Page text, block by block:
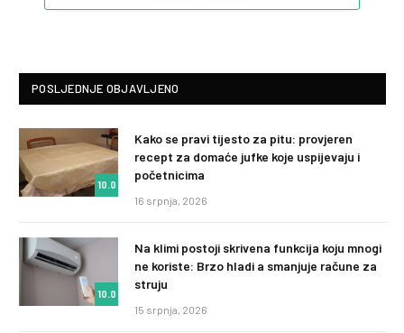
POSLJEDNJE OBJAVLJENO
10.0
Kako se pravi tijesto za pitu: provjeren
recept za domaće jufke koje uspijevaju i
početnicima
16 srpnja, 2026
10.0
Na klimi postoji skrivena funkcija koju mnogi
ne koriste: Brzo hladi a smanjuje račune za
struju
15 srpnja, 2026